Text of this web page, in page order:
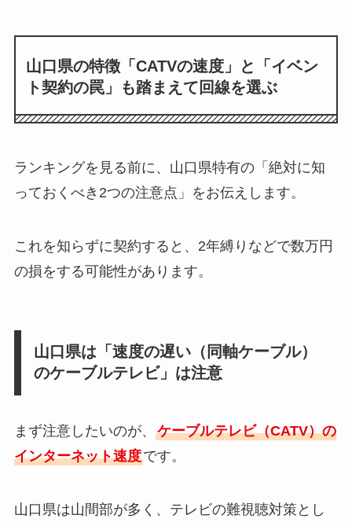
山口県の特徴「CATVの速度」と「イベン
ト契約の罠」も踏まえて回線を選ぶ
ランキングを見る前に、山口県特有の「絶対に知
っておくべき2つの注意点」をお伝えします。
これを知らずに契約すると、2年縛りなどで数万円
の損をする可能性があります。
山口県は「速度の遅い（同軸ケーブル）
のケーブルテレビ」は注意
まず注意したいのが、 ケーブルテレビ（CATV）の
インターネット速度です。
山口県は山間部が多く、テレビの難視聴対策とし